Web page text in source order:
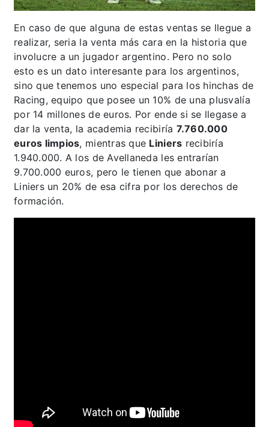
En caso de que alguna de estas ventas se llegue a
realizar, seria la venta más cara en la historia que
involucre a un jugador argentino. Pero no solo
esto es un dato interesante para los argentinos,
sino que tenemos uno especial para los hinchas de
Racing, equipo que posee un 10% de una plusvalía
por 14 millones de euros. Por ende si se llegase a
dar la venta, la academia recibiría 7.760.000
euros limpios, mientras que Liniers recibiría
1.940.000. A los de Avellaneda les entrarían
9.700.000 euros, pero le tienen que abonar a
Liniers un 20% de esa cifra por los derechos de
formación.